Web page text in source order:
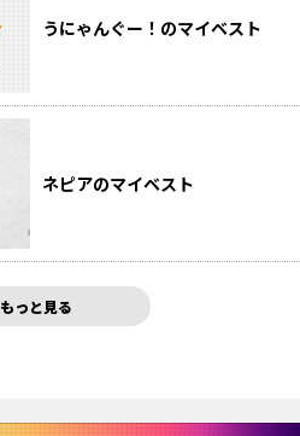
うにゃんぐー！のマイベスト
ネピアのマイベスト
もっと見る